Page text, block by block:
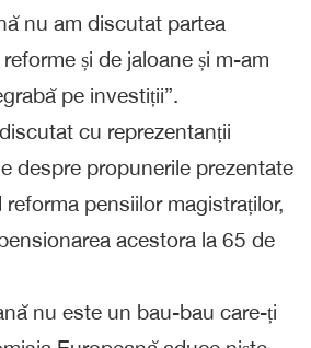
nu am discutat partea
și de jaloane și m-am
pe investiții”.
cu reprezentanții
despre propunerile prezentate
pensiilor magistraților,
acestora la 65 de
nu este un bau-bau care-ți